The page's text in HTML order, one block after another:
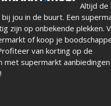
Altijd de
jou in de buurt. Een
zijn op onbekende plekken.
of koop je
van korting op de
met supermarkt aanbiedingen